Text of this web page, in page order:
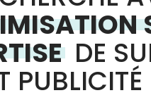
DE
PUBLICITÉ